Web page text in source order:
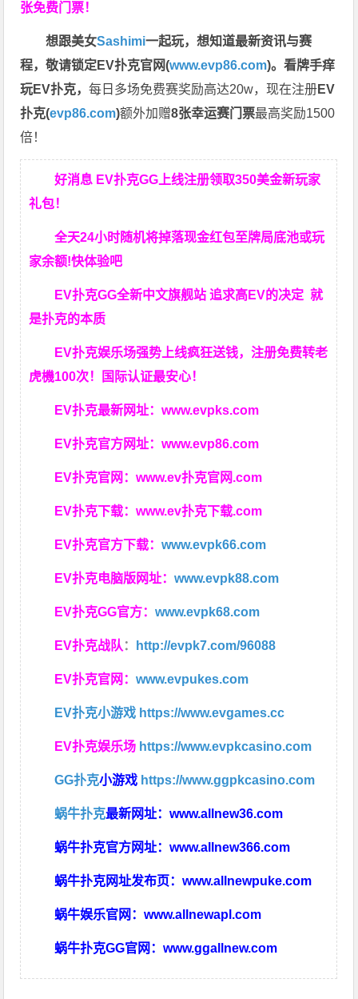
张免费门票！
想跟美女Sashimi一起玩，想知道最新资讯与赛
程，敬请锁定EV扑克官网(www.evp86.com)。看牌手痒
玩EV扑克，每日多场免费赛奖励高达20w，现在注册EV
扑克(evp86.com)额外加赠8张幸运赛门票最高奖励1500
倍！
好消息 EV扑克GG上线注册领取350美金新玩家
礼包！
全天24小时随机将掉落现金红包至牌局底池或玩
家余额!快体验吧
EV扑克GG全新中文旗舰站 追求高EV的决定就
是扑克的本质
EV扑克娱乐场强势上线疯狂送钱，注册免费转老
虎機100次！国际认证最安心！
EV扑克最新网址：www.evpks.com
EV扑克官方网址：www.evp86.com
EV扑克官网：www.ev扑克官网.com
EV扑克下载：www.ev扑克下载.com
EV扑克官方下载：www.evpk66.com
EV扑克电脑版网址：www.evpk88.com
EV扑克GG官方：www.evpk68.com
EV扑克战队 ： http://evpk7.com/96088
EV扑克官网：www.evpukes.com
EV扑克小游戏 https://www.evgames.cc
EV扑克娱乐场 https://www.evpkcasino.com
GG扑克小游戏 https://www.ggpkcasino.com
蜗牛扑克最新网址：www.allnew36.com
蜗牛扑克官方网址：www.allnew366.com
蜗牛扑克网址发布页：www.allnewpuke.com
蜗牛娱乐官网：www.allnewapl.com
蜗牛扑克GG官网：www.ggallnew.com